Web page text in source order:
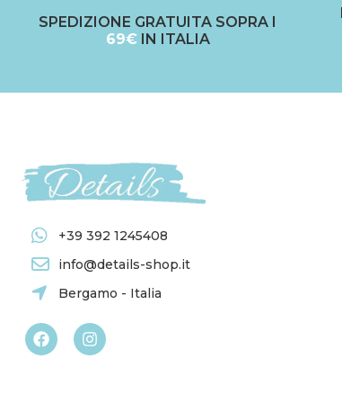
SPEDIZIONE GRATUITA SOPRA I
69€IN ITALIA
+39 392 1245408
info@details-shop.it
Bergamo - Italia